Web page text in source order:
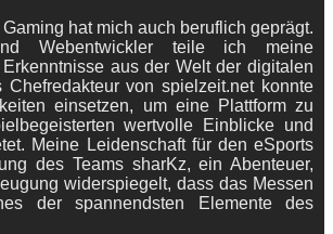
hat mich auch beruflich geprägt.
Webentwickler teile ich meine
aus der Welt der digitalen
Chefredakteur von spielzeit.net konnte
einsetzen, um eine Plattform zu
wertvolle Einblicke und
Meine Leidenschaft für den eSports
des Teams sharKz, ein Abenteuer,
widerspiegelt, dass das Messen
der spannendsten Elemente des